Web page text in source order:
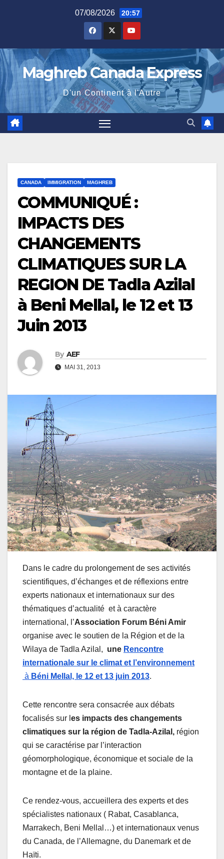
07/08/2026 20:57
Maghreb Canada Express
D'un Continent à l'Autre
CANADA IMMIGRATION MAGHREB
COMMUNIQUÉ :
IMPACTS DES
CHANGEMENTS
CLIMATIQUES SUR LA
REGION DE Tadla Azilal
à Beni Mellal, le 12 et 13
Juin 2013
By AEF
MAI 31, 2013
Dans le cadre du prolongement de ses activités
scientifiques, d’échanges et de réflexions entre
experts nationaux et internationaux sur des
thématiques d’actualité et à caractère
international, l’Association Forum Béni Amir
organise avec le soutien de la Région et de la
Wilaya de Tadla Azilal, une Rencontre
internationale sur le climat et l’environnement
à Béni Mellal, le 12 et 13 juin 2013.
Cette rencontre sera consacrée aux débats
focalisés sur l es impacts des changements
climatiques sur la région de Tadla-Azilal, région
qui se caractérise par l’interaction
géomorphologique, économique et sociale de la
montagne et de la plaine.
Ce rendez-vous, accueillera des experts et des
spécialistes nationaux ( Rabat, Casablanca,
Marrakech, Beni Mellal…) et internationaux venus
du Canada, de l’Allemagne, du Danemark et de
Haïti.